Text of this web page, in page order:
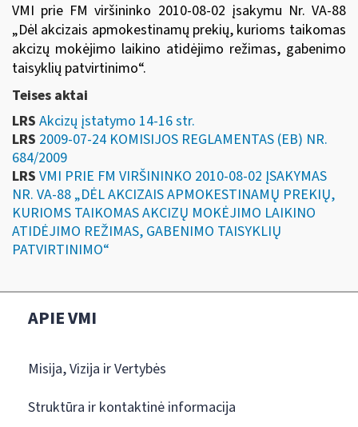
VMI prie FM viršininko 2010-08-02 įsakymu Nr. VA-88
„Dėl akcizais apmokestinamų prekių, kurioms taikomas
akcizų mokėjimo laikino atidėjimo režimas, gabenimo
taisyklių patvirtinimo“.
Teises aktai
LRS Akcizų įstatymo 14-16 str.
LRS 2009-07-24 KOMISIJOS REGLAMENTAS (EB) NR.
684/2009
LRS VMI PRIE FM VIRŠININKO 2010-08-02 ĮSAKYMAS
NR. VA-88 „DĖL AKCIZAIS APMOKESTINAMŲ PREKIŲ,
KURIOMS TAIKOMAS AKCIZŲ MOKĖJIMO LAIKINO
ATIDĖJIMO REŽIMAS, GABENIMO TAISYKLIŲ
PATVIRTINIMO“
APIE VMI
Misija, Vizija ir Vertybės
Struktūra ir kontaktinė informacija